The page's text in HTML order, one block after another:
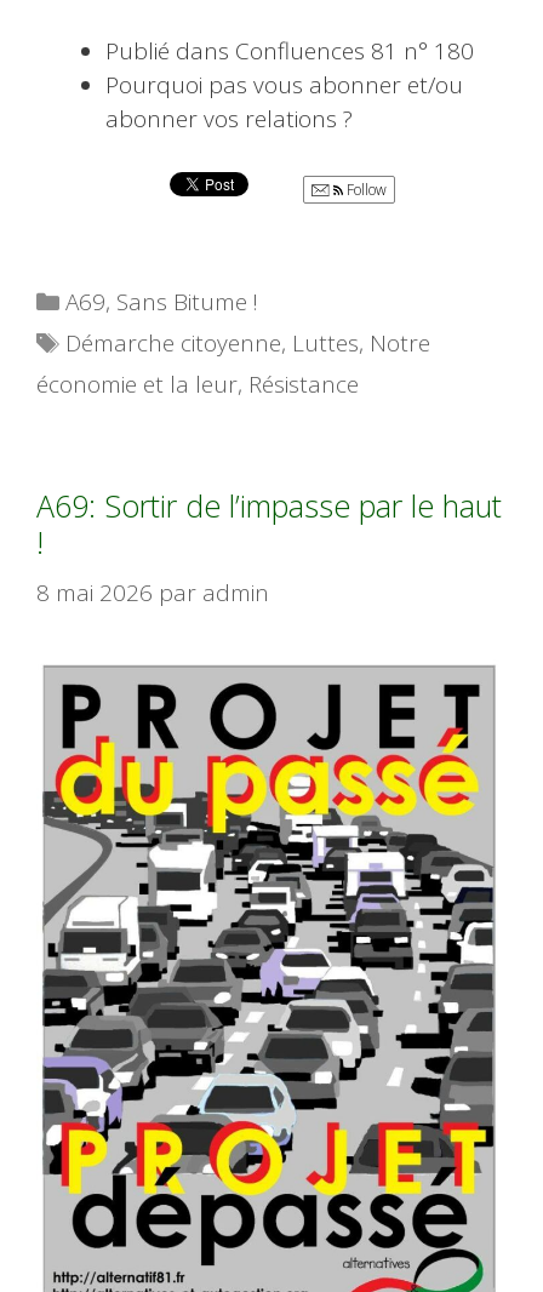
Publié dans Confluences 81 n° 180
Pourquoi pas vous abonner et/ou
abonner vos relations ?
Follow
Catégories
A69, Sans Bitume !
Étiquettes
Démarche citoyenne, Luttes, Notre
économie et la leur, Résistance
A69: Sortir de l’impasse par le haut
!
8 mai 2026 par admin